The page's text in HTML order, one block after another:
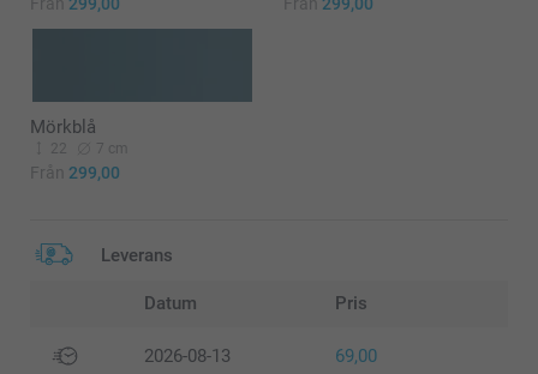
Mörkblå
22 7 cm
Från 299,00
Leverans
Datum Pris
2026-08-13 69,00